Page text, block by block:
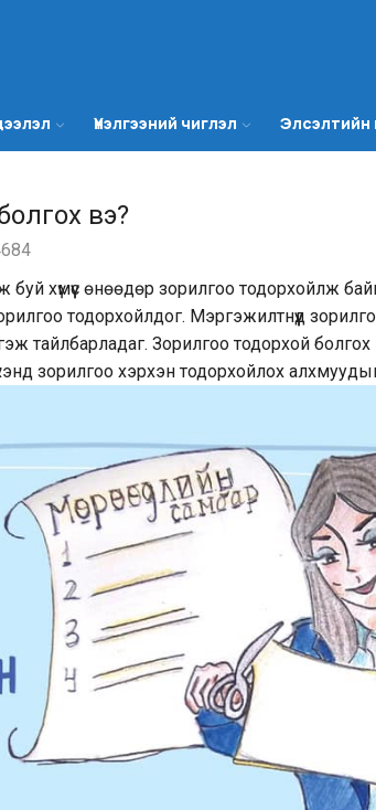
Үнэлгээний чиглэл Элсэлтийн
вэ?
буй хүмүүс өнөөдөр зорилгоо тодорхойлж
тодорхойлдог. Мэргэжилтнүүд
тайлбарладаг. Зорилгоо тодорхой
зорилгоо хэрхэн тодорхойлох